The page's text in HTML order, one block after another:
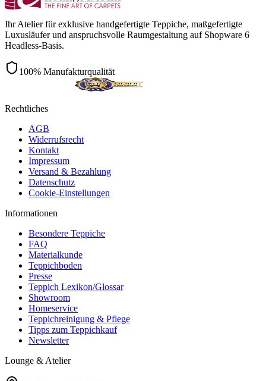
Ihr Atelier für exklusive handgefertigte Teppiche, maßgefertigte
Luxusläufer und anspruchsvolle Raumgestaltung auf Shopware 6
Headless-Basis.
100% Manufakturqualität
Rechtliches
AGB
Widerrufsrecht
Kontakt
Impressum
Versand & Bezahlung
Datenschutz
Cookie-Einstellungen
Informationen
Besondere Teppiche
FAQ
Materialkunde
Teppichboden
Presse
Teppich Lexikon/Glossar
Showroom
Homeservice
Teppichreinigung & Pflege
Tipps zum Teppichkauf
Newsletter
Lounge & Atelier